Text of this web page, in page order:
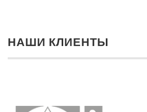
НАШИ КЛИЕНТЫ